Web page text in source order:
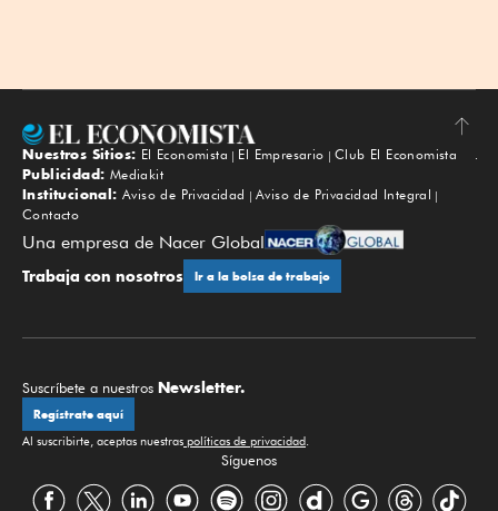
Subir
Nuestros Sitios: El Economista El Empresario
Club El Economista
Publicidad: Mediakit
Institucional: Aviso de Privacidad
Aviso de Privacidad Integral
Contacto
Una empresa de Nacer Global
Trabaja con nosotros Ir a la bolsa de trabajo
Suscríbete a nuestros Newsletter.
Regístrate aquí
Al suscribirte, aceptas nuestras políticas de privacidad.
Síguenos